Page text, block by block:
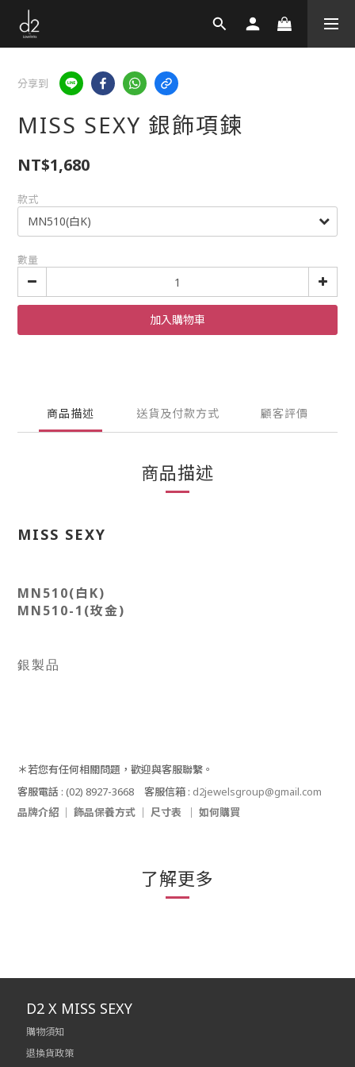
分享到
MISS SEXY 銀飾項鍊
NT$1,680
款式
數量
加入購物車
商品描述 送貨及付款方式 顧客評價
商品描述
MISS SEXY
MN510(白K)
MN510-1(玫金)
銀製品
＊若您有任何相關問題，歡迎與客服聯繫。
客服電話 : (02) 8927-3668 客服信箱 : d2jewelsgroup@gmail.com
品牌介紹 ｜ 飾品保養方式 ｜ 尺寸表 ｜ 如何購買
了解更多
D2 X MISS SEXY
購物須知
退換貨政策